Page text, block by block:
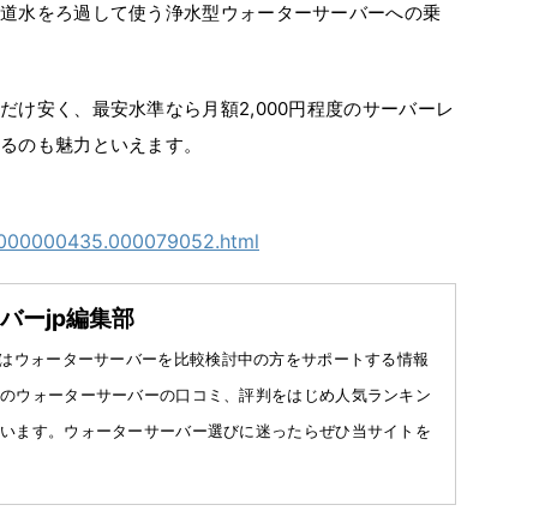
水をろ過して使う浄水型ウォーターサーバーへの乗
け安く、最安水準なら月額2,000円程度のサーバーレ
のも魅力といえます。
ーjp編集部
ウォーターサーバーを比較検討中の方をサポートする情報
ウォーターサーバーの口コミ、評判をはじめ人気ランキン
ます。ウォーターサーバー選びに迷ったらぜひ当サイトを